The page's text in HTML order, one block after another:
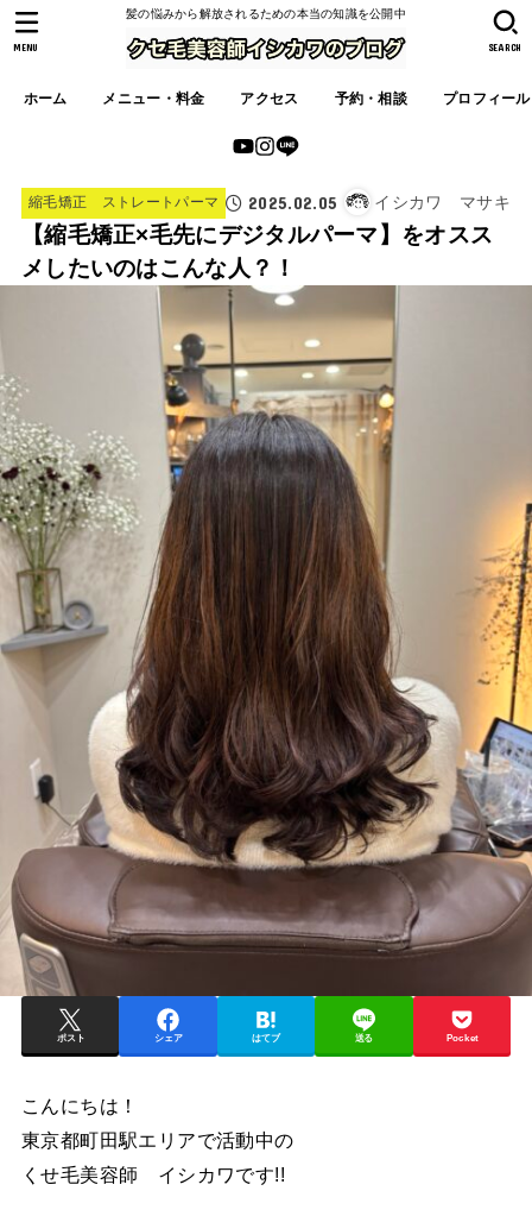
髪の悩みから解放されるための本当の知識を公開中
ホーム メニュー・料金 アクセス 予約・相談 プロフィール
SEARCH
MENU
縮毛矯正 ストレートパーマ 2025.02.05 イシカワ マサキ
【縮毛矯正×毛先にデジタルパーマ】をオスス
メしたいのはこんな人？！
ポスト シェア はてブ 送る Pocket
こんにちは！
東京都町田駅エリアで活動中の
くせ毛美容師 イシカワです!!